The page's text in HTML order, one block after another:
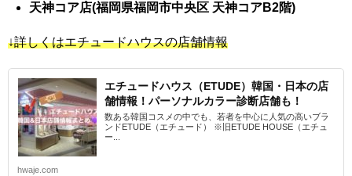
天神コア店(福岡県福岡市中央区 天神コアB2階)
↓詳しくはエチュードハウスの店舗情報
エチュードハウス（ETUDE）韓国・日本の店
舗情報！パーソナルカラー診断店舗も！
数ある韓国コスメの中でも、若者を中心に人気の高いブラ
ンドETUDE（エチュード） ※旧ETUDE HOUSE（エチュ
ー...
hwaje.com